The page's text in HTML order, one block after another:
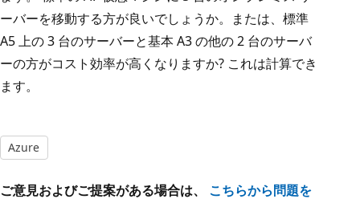
ーバーを移動する方が良いでしょうか。または、標準
A5 上の 3 台のサーバーと基本 A3 の他の 2 台のサーバ
ーの方がコスト効率が高くなりますか? これは計算でき
ます。
Azure
ご意見およびご提案がある場合は、 こちらから問題を